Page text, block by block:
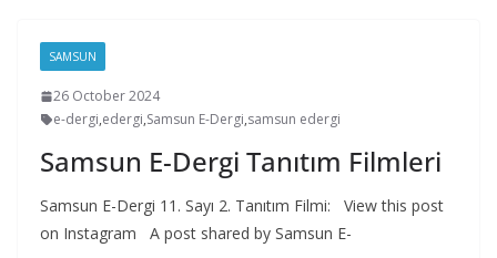
SAMSUN
26 October 2024
e-dergi,edergi,Samsun E-Dergi,samsun edergi
Samsun E-Dergi Tanıtım Filmleri
Samsun E-Dergi 11. Sayı 2. Tanıtım Filmi: View this post
on Instagram A post shared by Samsun E-